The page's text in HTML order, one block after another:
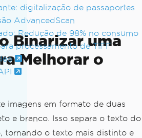
digitalização de passaportes
AdvancedScan
Redução de 98% no consumo
processamento de TIFF
Binarizar uma
Melhorar o
imagens em formato de duas
e branco. Isso separa o texto do
tornando o texto mais distinto e